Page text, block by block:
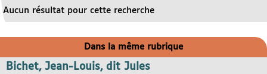
Aucun résultat pour cette recherche
Dans la même rubrique
Bichet, Jean-Louis, dit Jules